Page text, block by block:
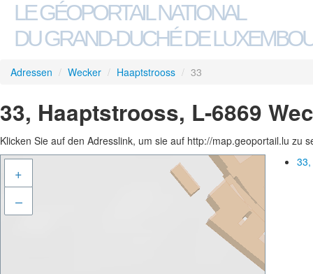
LE GÉOPORTAIL NATIONAL
DU GRAND-DUCHÉ DE
Adressen / Wecker / Haaptstrooss / 33
33, Haaptstrooss, L-6869
Klicken Sie auf den Adresslink, um sie auf http://map.geoportail.lu zu
+
–